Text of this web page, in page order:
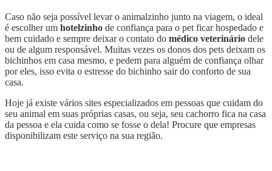
Caso não seja possível levar o animalzinho junto na viagem, o ideal
é escolher um hotelzinho de confiança para o pet ficar hospedado e
bem cuidado e sempre deixar o contato do médico veterinário dele
ou de algum responsável. Muitas vezes os donos dos pets deixam os
bichinhos em casa mesmo, e pedem para alguém de confiança olhar
por eles, isso evita o estresse do bichinho sair do conforto de sua
casa.
Hoje já existe vários sites especializados em pessoas que cuidam do
seu animal em suas próprias casas, ou seja, seu cachorro fica na casa
da pessoa e ela cuida como se fosse o dela! Procure que empresas
disponibilizam este serviço na sua região.